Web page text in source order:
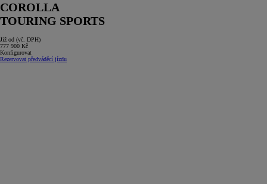
COROLLA
TOURING SPORTS
Již od (vč. DPH)
777 900 Kč
Konfigurovat
Rezervovat předváděcí jízdu